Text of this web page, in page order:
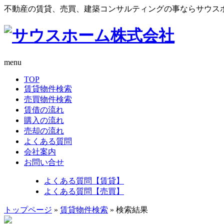
不動産の賃貸、売買、建築コンサルティングの事ならサウス
menu
TOP
賃貸物件検索
売買物件検索
賃借の流れ
購入の流れ
売却の流れ
よくある質問
会社案内
お問い合せ
よくある質問【賃貸】
よくある質問【売買】
トップページ » 賃貸物件検索 » 検索結果